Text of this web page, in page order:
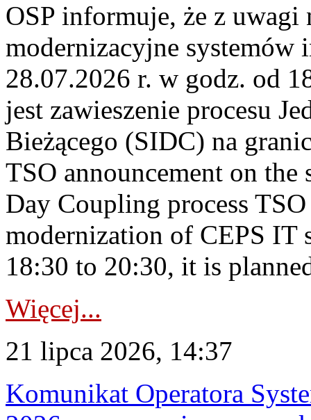
OSP informuje, że z uwagi
modernizacyjne
28.07.2026 r. w godz. od
jest zawieszenie procesu
Bieżącego (SIDC) na
TSO announcement on
Day Coupling process
modernization of CEPS IT
18:30 to 20:30, it is
Więcej...
21 lipca 2026, 14:37
Komunikat Operatora